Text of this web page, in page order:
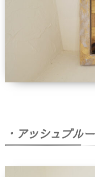
・アッシュブルー